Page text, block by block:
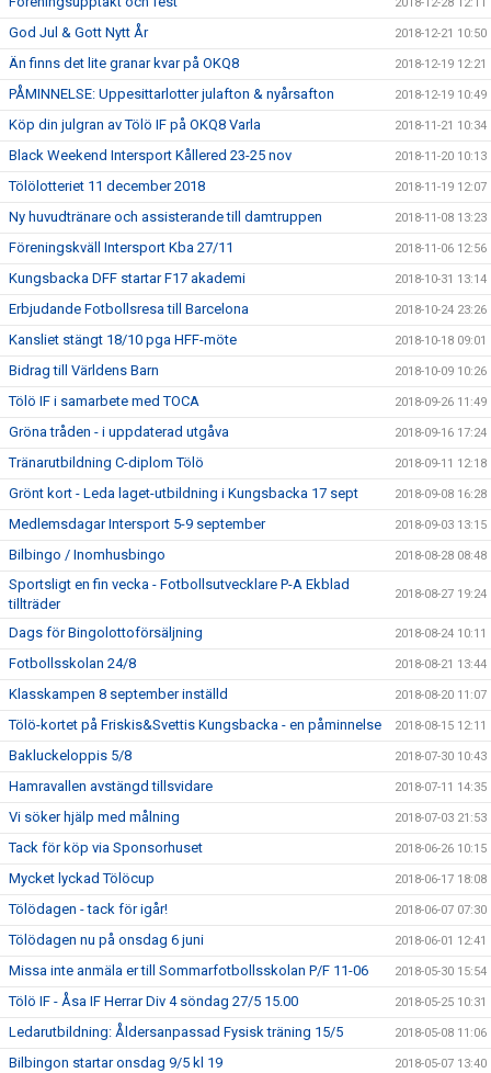
God Jul & Gott Nytt År 2018-12-21 10:50
Än finns det lite granar kvar på OKQ8 2018-12-19 12:21
PÅMINNELSE: Uppesittarlotter julafton & nyårsafton 2018-12-19 10:49
Köp din julgran av Tölö IF på OKQ8 Varla 2018-11-21 10:34
Black Weekend Intersport Kållered 23-25 nov 2018-11-20 10:13
Tölölotteriet 11 december 2018 2018-11-19 12:07
Ny huvudtränare och assisterande till damtruppen 2018-11-08 13:23
Föreningskväll Intersport Kba 27/11 2018-11-06 12:56
Kungsbacka DFF startar F17 akademi 2018-10-31 13:14
Erbjudande Fotbollsresa till Barcelona 2018-10-24 23:26
Kansliet stängt 18/10 pga HFF-möte 2018-10-18 09:01
Bidrag till Världens Barn 2018-10-09 10:26
Tölö IF i samarbete med TOCA 2018-09-26 11:49
Gröna tråden - i uppdaterad utgåva 2018-09-16 17:24
Tränarutbildning C-diplom Tölö 2018-09-11 12:18
Grönt kort - Leda laget-utbildning i Kungsbacka 17 sept 2018-09-08 16:28
Medlemsdagar Intersport 5-9 september 2018-09-03 13:15
Bilbingo / Inomhusbingo 2018-08-28 08:48
Sportsligt en fin vecka - Fotbollsutvecklare P-A Ekblad
tillträder
2018-08-27 19:24
Dags för Bingolottoförsäljning 2018-08-24 10:11
Fotbollsskolan 24/8 2018-08-21 13:44
Klasskampen 8 september inställd 2018-08-20 11:07
Tölö-kortet på Friskis&Svettis Kungsbacka - en påminnelse 2018-08-15 12:11
Bakluckeloppis 5/8 2018-07-30 10:43
Hamravallen avstängd tillsvidare 2018-07-11 14:35
Vi söker hjälp med målning 2018-07-03 21:53
Tack för köp via Sponsorhuset 2018-06-26 10:15
Mycket lyckad Tölöcup 2018-06-17 18:08
Tölödagen - tack för igår! 2018-06-07 07:30
Tölödagen nu på onsdag 6 juni 2018-06-01 12:41
Missa inte anmäla er till Sommarfotbollsskolan P/F 11-06 2018-05-30 15:54
Tölö IF - Åsa IF Herrar Div 4 söndag 27/5 15.00 2018-05-25 10:31
Ledarutbildning: Åldersanpassad Fysisk träning 15/5 2018-05-08 11:06
Bilbingon startar onsdag 9/5 kl 19 2018-05-07 13:40